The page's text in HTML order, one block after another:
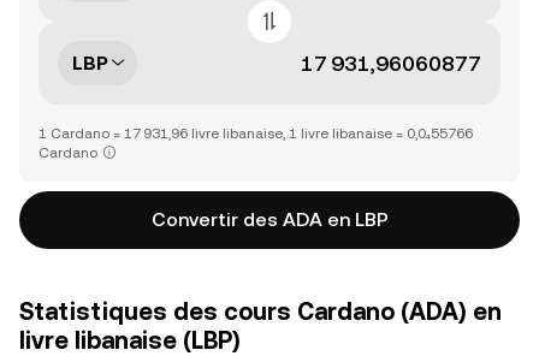
LBP
1 Cardano = 17 931,96 livre libanaise, 1 livre libanaise = 0,0₄55766
Cardano
Convertir des ADA en LBP
Statistiques des cours Cardano (ADA) en
livre libanaise (LBP)